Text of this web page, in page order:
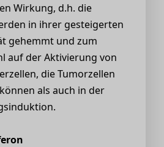
Wirkung, d.h. die
in ihrer gesteigerten
gehemmt und zum
auf der Aktivierung von
die Tumorzellen
als auch in der